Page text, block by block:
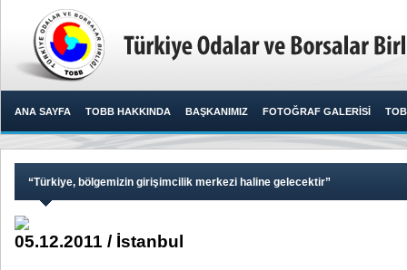
ANA SAYFA TOBB HAKKINDA BAŞKANIMIZ FOTOĞRAF GALERİSİ
​“Türkiye, bölgemizin girişimcilik merkezi haline gelecektir”
05.12.2011 / İstanbul